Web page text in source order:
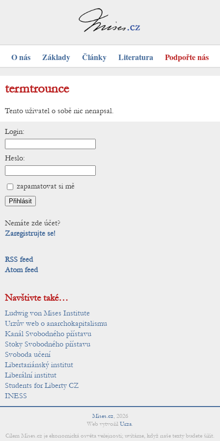
O nás Základy Články Literatura Podpořte nás
termtrounce
Tento uživatel o sobě nic nenapsal.
Login:
Heslo:
zapamatovat si mě
Nemáte zde účet?
Zaregistrujte se!
RSS feed
Atom feed
Navštivte také…
Ludwig von Mises Institute
Urzův web o anarchokapitalismu
Kanál Svobodného přístavu
Stoky Svobodného přístavu
Svoboda učení
Libertariánský institut
Liberální institut
Students for Liberty CZ
INESS
Mises.cz, 2026
Web vytvořil Urza.
Cílem Mises.cz je ekonomická osvěta veřejnosti; uvítáme, když naše texty budete šířit.